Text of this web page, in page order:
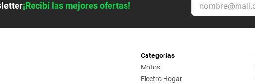
¡Recibí las mejores ofertas!
Categorías
Motos
Electro Hogar